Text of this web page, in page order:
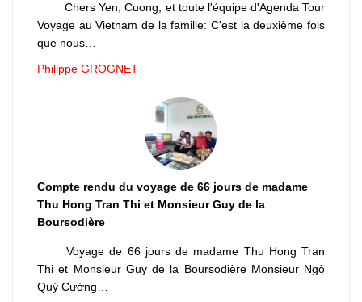
Chers Yen, Cuong, et toute l'équipe d'Agenda Tour
Voyage au Vietnam de la famille: C'est la deuxième fois
que nous…
Philippe GROGNET
Compte rendu du voyage de 66 jours de madame
Thu Hong Tran Thi et Monsieur Guy de la
Boursodière
Voyage de 66 jours de madame Thu Hong Tran
Thi et Monsieur Guy de la Boursodière Monsieur Ngô
Quý Cường…